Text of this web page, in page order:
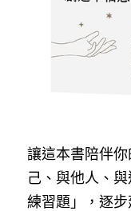
讓這本書陪伴
己、與他人、
練習題」，逐步